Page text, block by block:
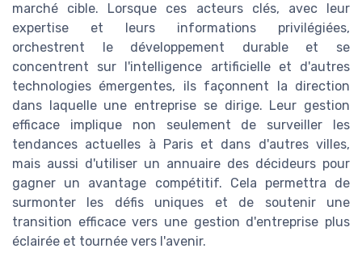
marché cible. Lorsque ces acteurs clés, avec leur
expertise et leurs informations privilégiées,
orchestrent le développement durable et se
concentrent sur l'intelligence artificielle et d'autres
technologies émergentes, ils façonnent la direction
dans laquelle une entreprise se dirige. Leur gestion
efficace implique non seulement de surveiller les
tendances actuelles à Paris et dans d'autres villes,
mais aussi d'utiliser un annuaire des décideurs pour
gagner un avantage compétitif. Cela permettra de
surmonter les défis uniques et de soutenir une
transition efficace vers une gestion d'entreprise plus
éclairée et tournée vers l'avenir.